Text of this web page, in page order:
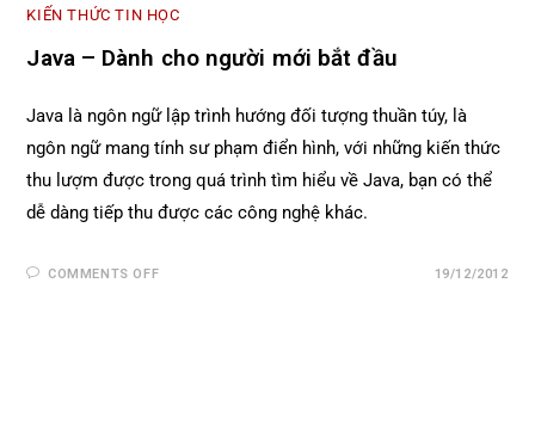
KIẾN THỨC TIN HỌC
Java – Dành cho người mới bắt đầu
Java là ngôn ngữ lập trình hướng đối tượng thuần túy, là
ngôn ngữ mang tính sư phạm điển hình, với những kiến thức
thu lượm được trong quá trình tìm hiểu về Java, bạn có thể
dễ dàng tiếp thu được các công nghệ khác.
COMMENTS OFF 19/12/2012